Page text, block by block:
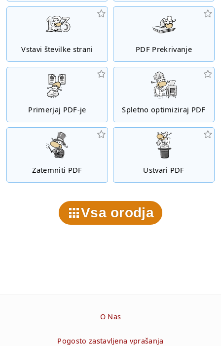
Vstavi številke strani PDF Prekrivanje
Primerjaj PDF-je Spletno optimiziraj PDF
Zatemniti PDF Ustvari PDF
Vsa orodja
O Nas
Pogosto zastavljena vprašanja